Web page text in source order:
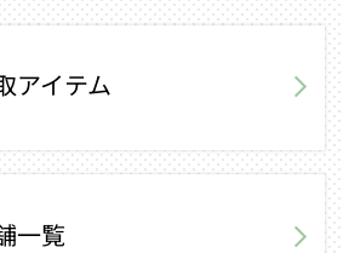
アイテム
一覧